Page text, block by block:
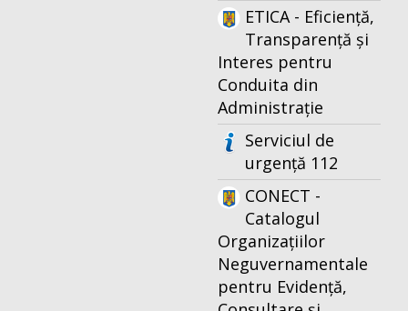
ETICA - Eficiență,
Transparență și
Interes pentru
Conduita din
Administrație
Serviciul de
urgență 112
CONECT -
Catalogul
Organizațiilor
Neguvernamentale
pentru Evidență,